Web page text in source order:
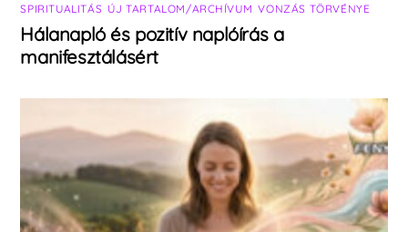
SPIRITUALITÁS ÚJ TARTALOM/ARCHÍVUM ,VONZÁS TÖRVÉNYE
Hálanapló és pozitív naplóírás a
manifesztálásért